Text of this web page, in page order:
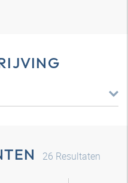
26 Resultaten